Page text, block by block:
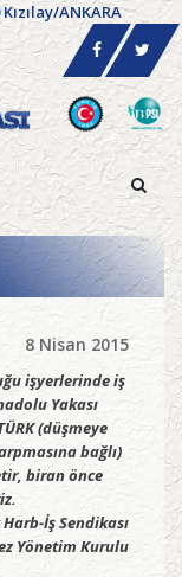
ANKARA
8 Nisan 2015
işyerlerinde iş
Yakası
(düşmeye
bağlı)
biran önce
İş Sendikası
Yönetim Kurulu